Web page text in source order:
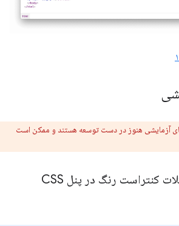
آزمایشی هنوز در دست توسعه هستند و ممکن است
مشاهده و رفع مشکلات کنتراست رنگ در پنل CSS